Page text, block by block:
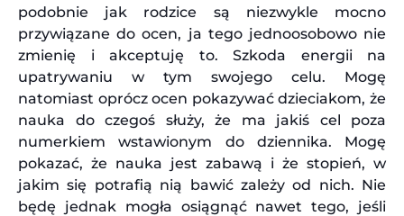
podobnie jak rodzice są niezwykle mocno
przywiązane do ocen, ja tego jednoosobowo nie
zmienię i akceptuję to. Szkoda energii na
upatrywaniu w tym swojego celu. Mogę
natomiast oprócz ocen pokazywać dzieciakom, że
nauka do czegoś służy, że ma jakiś cel poza
numerkiem wstawionym do dziennika. Mogę
pokazać, że nauka jest zabawą i że stopień, w
jakim się potrafią nią bawić zależy od nich. Nie
będę jednak mogła osiągnąć nawet tego, jeśli